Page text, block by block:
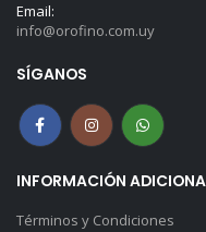
Email:
info@orofino.com.uy
SÍGANOS
INFORMACIÓN
Términos y Condiciones